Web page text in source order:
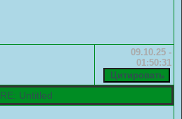
09.10.25 -
01:50:31
RE: Untitled